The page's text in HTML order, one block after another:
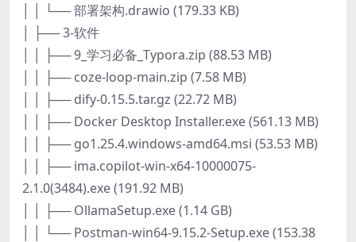
│ │ └── 部署架构.drawio (179.33 KB)
│ ├── 3-软件
│ │ ├── 9_学习必备_Typora.zip (88.53 MB)
│ │ ├── coze-loop-main.zip (7.58 MB)
│ │ ├── dify-0.15.5.tar.gz (22.72 MB)
│ │ ├── Docker Desktop Installer.exe (561.13 MB)
│ │ ├── go1.25.4.windows-amd64.msi (53.53 MB)
│ │ ├── ima.copilot-win-x64-10000075-
2.1.0(3484).exe (191.92 MB)
│ │ ├── OllamaSetup.exe (1.14 GB)
│ │ └── Postman-win64-9.15.2-Setup.exe (153.38